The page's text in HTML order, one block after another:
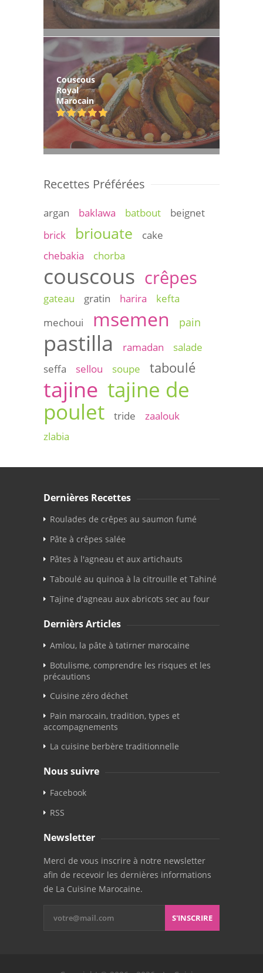
Couscous
Royal
Marocain
Recettes Préférées
argan baklawa batbout
beignet
brick
briouate
cake
chebakia
chorba
couscous crêpes
gateau gratin harira
kefta
mechoui
msemen pain
pastilla ramadan
salade
seffa
sellou soupe taboulé
tajine tajine de
poulet
tride
zaalouk
zlabia
Dernières Recettes
Roulades de crêpes au saumon fumé
Pâte à crêpes salée
Pâtes à l'agneau et aux artichauts
Taboulé au quinoa à la citrouille et Tahiné
Tajine d'agneau aux abricots sec au four
Dernièrs Articles
Amlou, la pâte à tatirner marocaine
Botulisme, comprendre les risques et les
précautions
Cuisine zéro déchet
Pain marocain, tradition, types et
accompagnements
La cuisine berbère traditionnelle
Nous suivre
Facebook
RSS
Newsletter
Merci de vous inscrire à notre newsletter
afin de recevoir les dernières informations
de La Cuisine Marocaine.
S'INSCRIRE